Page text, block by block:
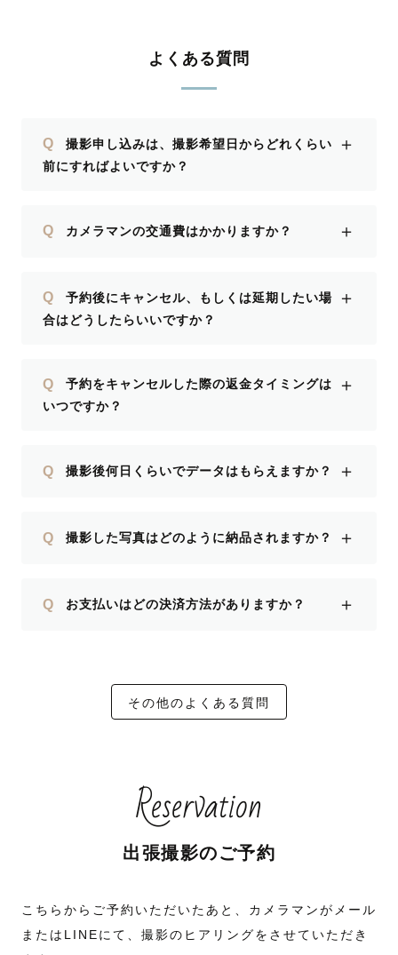
よくある質問
Q
撮影申し込みは、撮影希望日からどれくらい
前にすればよいですか？
＋
Q カメラマンの交通費はかかりますか？ ＋
Q
予約後にキャンセル、もしくは延期したい場
合はどうしたらいいですか？
＋
Q
予約をキャンセルした際の返金タイミングは
いつですか？
＋
Q 撮影後何日くらいでデータはもらえますか？ ＋
Q 撮影した写真はどのように納品されますか？ ＋
Q お支払いはどの決済方法がありますか？ ＋
その他のよくある質問
Reservation
出張撮影のご予約
こちらからご予約いただいたあと、カメラマンがメール
またはLINEにて、撮影のヒアリングをさせていただき